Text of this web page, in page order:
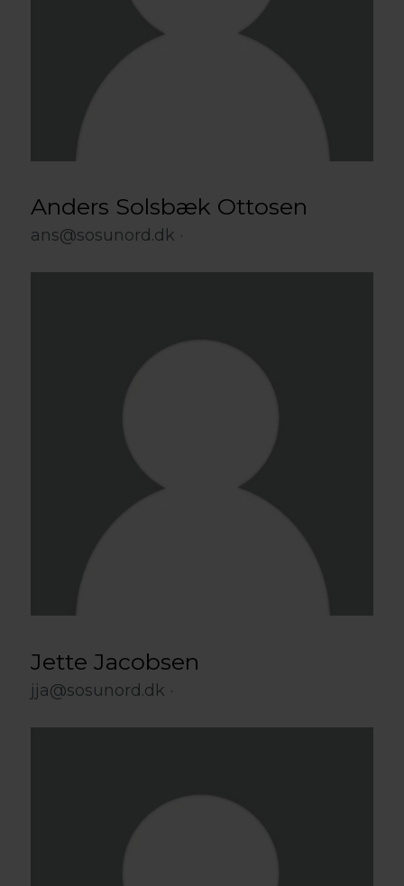
Anders Solsbæk Ottosen
ans@sosunord.dk
Jette Jacobsen
jja@sosunord.dk